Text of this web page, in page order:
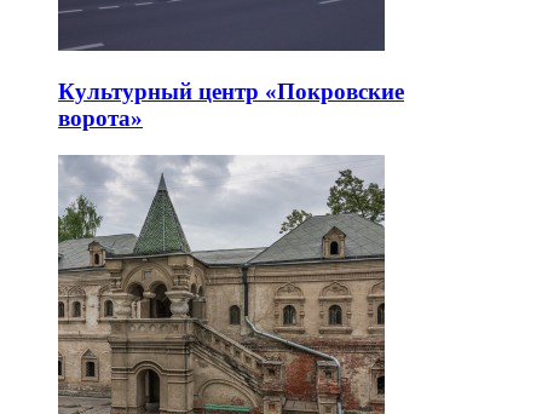
Культурный центр «Покровские
ворота»